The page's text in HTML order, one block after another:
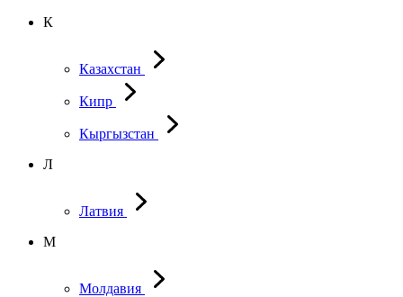
К
Казахстан
Кипр
Кыргызстан
Л
Латвия
М
Молдавия